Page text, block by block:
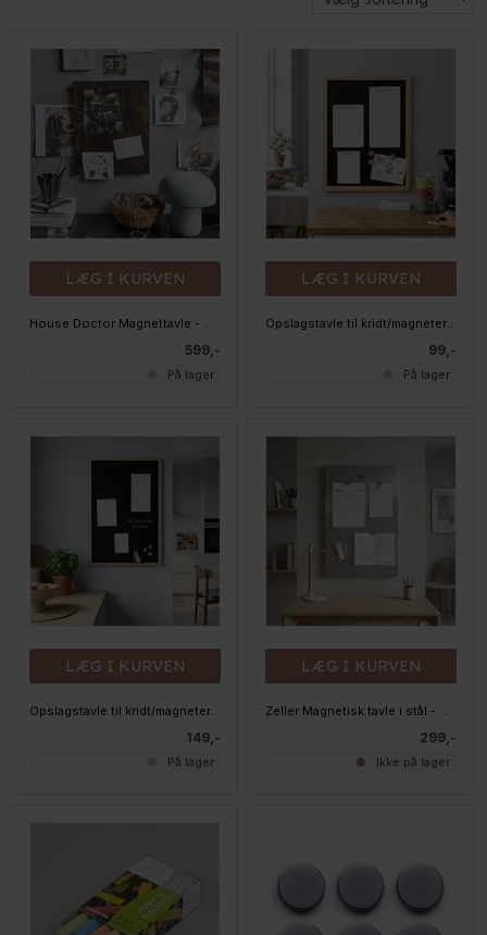
LÆG I KURVEN
House Doctor Magnettavle - Nema Antik
599,-
På lager
LÆG I KURVEN
Opslagstavle til kridt/magneter 30x40 cm
99,-
På lager
LÆG I KURVEN
149,-
På lager
LÆG I KURVEN
299,-
Ikke på lager